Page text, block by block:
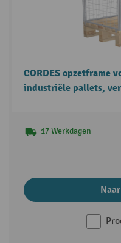
CORDES opzetframe
industriële pallets,
17 Werkdagen